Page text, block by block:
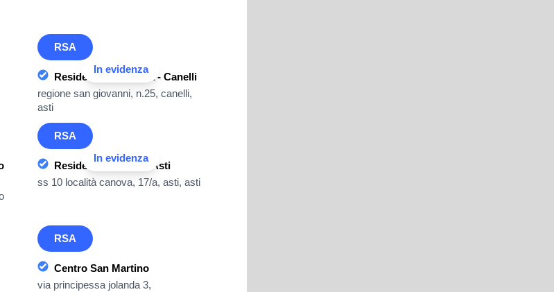
In evidenza
RSA
Residenza Villa Cora - Canelli
regione san giovanni, n.25, canelli,
asti
In evidenza
RSA
Residenza Casamia Asti
ss 10 località canova, 17/a, asti, asti
RSA
Centro San Martino
via principessa jolanda 3,